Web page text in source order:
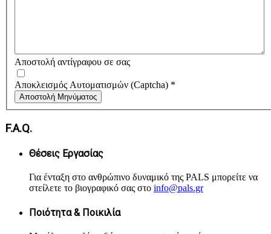
Αποστολή αντίγραφου σε σας
Αποκλεισμός Αυτοματισμών (Captcha) *
Αποστολή Μηνύματος
F.A.Q.
Θέσεις Εργασίας
Για ένταξη στο ανθρώπινο δυναμικό της PALS μπορείτε να
στείλετε το βιογραφικό σας στο info@pals.gr
Ποιότητα & Ποικιλία